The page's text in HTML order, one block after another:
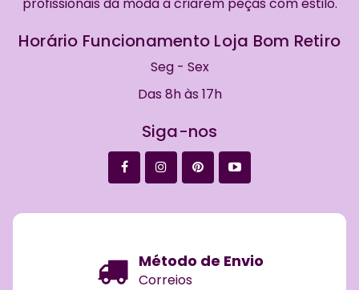
Horário Funcionamento Loja Bom Retiro
Seg - Sex
Das 8h às 17h
Siga-nos
Método de Envio
Correios